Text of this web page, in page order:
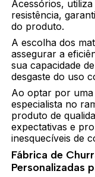
Acessórios,
resistência,
do produto.
A escolha dos
assegurar a
sua capacidade
desgaste do uso
Ao optar por
especialista no
produto de
expectativas e
inesquecíveis de
Fábrica de
Personalizadas